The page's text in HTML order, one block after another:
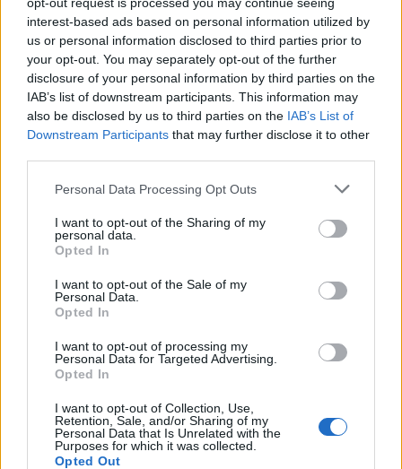
interest-based ads based on personal information utilized by
us or personal information disclosed to third parties prior to
your opt-out. You may separately opt-out of the further
disclosure of your personal information by third parties on the
IAB’s list of downstream participants. This information may
also be disclosed by us to third parties on the IAB’s List of
Downstream Participants that may further disclose it to other
Personal Data Processing Opt Outs
I want to opt-out of the Sharing of my
personal data.
Opted In
I want to opt-out of the Sale of my
Personal Data.
Opted In
I want to opt-out of processing my
Personal Data for Targeted Advertising.
Opted In
I want to opt-out of Collection, Use,
Retention, Sale, and/or Sharing of my
Personal Data that Is Unrelated with the
Purposes for which it was collected.
Opted Out
ΕΛΛΑΔΑ
EFA Group: Στρατηγική επένδυση στη
Fractal για την ανάπτυξη προηγμένων
αμυντικών τεχνολογιών σε Ελλάδα και
Κύπρο
Στόχος η δημιουργία ενός ισχυρού
περιφερειακού πυλώνα αμυντικής καινοτομίας
στην Ανατολική Μεσόγειο
7 ΑΥΓ. 2026, 15:54